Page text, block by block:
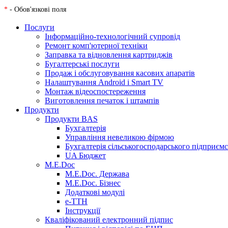
* - Обов'язкові поля
Послуги
Інформаційно-технологічний супровід
Ремонт комп'ютерної техніки
Заправка та відновлення картриджів
Бугалтерські послуги
Продаж і обслуговування касових апаратів
Налаштування Android і Smart TV
Монтаж відеоспостереження
Виготовлення печаток і штампів
Продукти
Продукти BAS
Бухгалтерія
Управління невеликою фірмою
Бухгалтерія сільськогосподарського
UA Бюджет
M.E.Doc
M.E.Doc. Держава
M.E.Doc. Бізнес
Додаткові модулі
е-ТТН
Інструкції
Кваліфікований електронний підпис